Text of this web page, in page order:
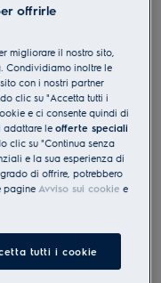
Cromo
EU Product Fiche
CHF 1’545.00
offrirle
migliorare il nostro sito,
Condividiamo inoltre le
con i nostri partner
clic su "Accetta tutti i
e ci consente quindi di
adattare leofferte speciali
clic su "Continua senza
e la sua esperienza di
di offrire, potrebbero
pagine Avviso sui cookie e
tutti i cookie